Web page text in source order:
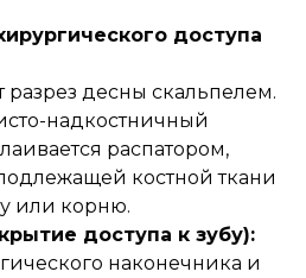
доступа
десны скальпелем.
надкостничный
распатором,
костной ткани
или корню.
доступа к зубу):
наконечника и